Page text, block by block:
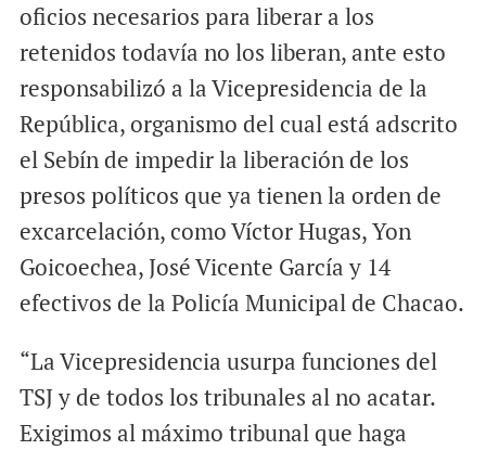
oficios necesarios para liberar a los
retenidos todavía no los liberan, ante esto
responsabilizó a la Vicepresidencia de la
República, organismo del cual está adscrito
el Sebín de impedir la liberación de los
presos políticos que ya tienen la orden de
excarcelación, como Víctor Hugas, Yon
Goicoechea, José Vicente García y 14
efectivos de la Policía Municipal de Chacao.
“La Vicepresidencia usurpa funciones del
TSJ y de todos los tribunales al no acatar.
Exigimos al máximo tribunal que haga